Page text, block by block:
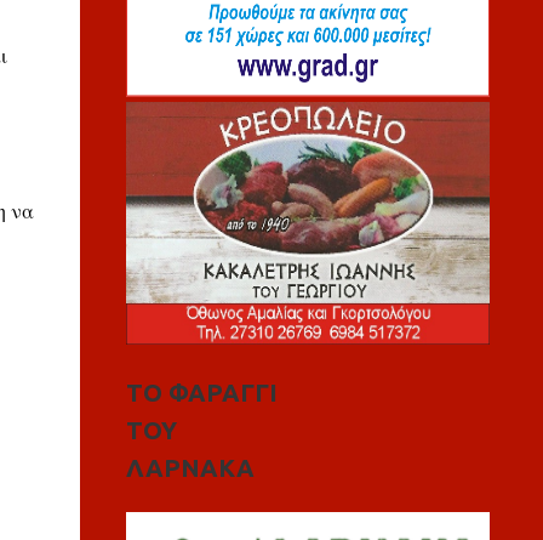
να
ΤΟ ΦΑΡΑΓΓΙ
ΤΟΥ
ΛΑΡΝΑΚΑ